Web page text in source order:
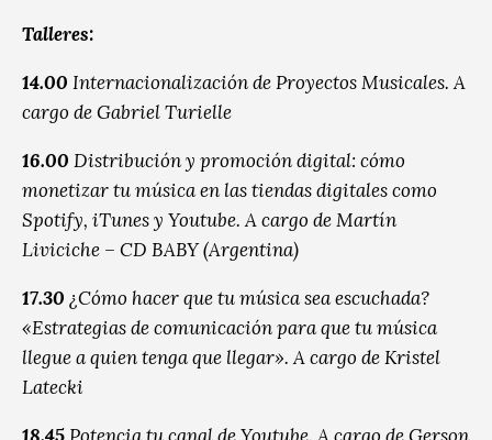
Talleres:
14.00 Internacionalización de Proyectos Musicales.A
cargo de Gabriel Turielle
16.00 Distribución y promoción digital: cómo
monetizar tu música en las tiendas digitales como
Spotify, iTunes y Youtube.A cargo de Martín
Liviciche – CD BABY (Argentina)
17.30 ¿Cómo hacer que tu música sea escuchada?
«Estrategias de comunicación para que tu música
llegue a quien tenga que llegar». A cargo de Kristel
Latecki